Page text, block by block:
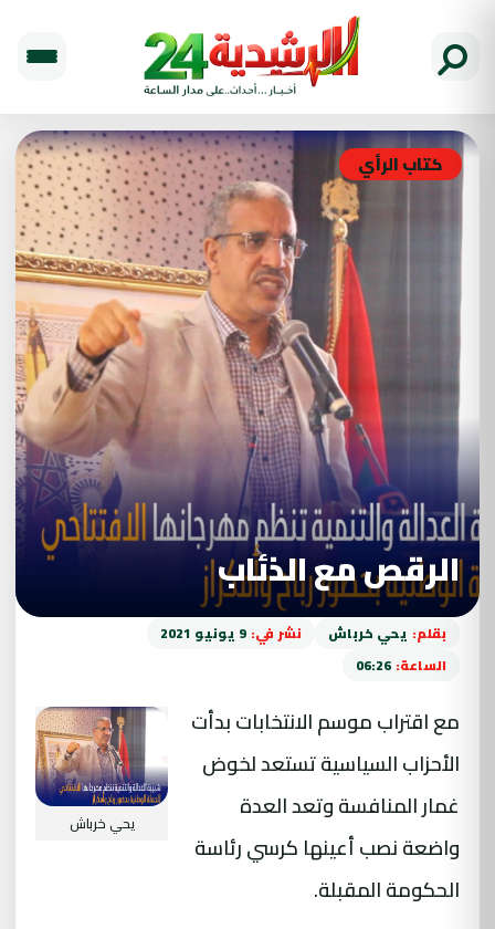
كتاب الرأي
الرقص مع الذئاب
بقلم: يحي خرباش نشر في: 9 يونيو 2021
الساعة: 06:26
يحي خرباش
مع اقتراب موسم الانتخابات بدأت
الأحزاب السياسيةتستعد لخوض
غمار المنافسة وتعد العدة
واضعة نصب أعينها كرسي رئاسة
الحكومة المقبلة.